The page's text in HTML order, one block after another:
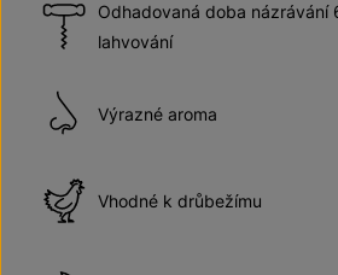
Odhadovaná doba názrávání
lahvování
Výrazné aroma
Vhodné k drůbežímu